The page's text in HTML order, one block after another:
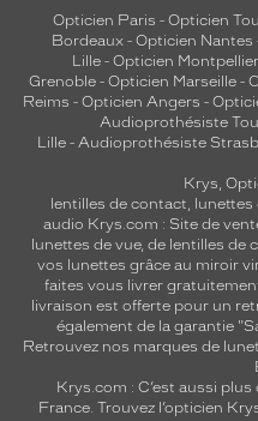
Opticien Paris - Opticien
Bordeaux- Opticien Nantes
Lille - Opticien Montpellier
Grenoble - Opticien Marseille -
Reims - Opticien Angers -
Audioprothésiste
Lille- Audioprothésiste
Krys,
lentilles de contact, lunettes
audio Krys.com : Site de
lunettes de vue, de lentilles de
vos lunettes grâce au miroir
faites vous livrer
livraison est offerte pour un
également de la garantie
Retrouvez nos marques de
Krys.com : C’est aussi
France. Trouvez l’opticien